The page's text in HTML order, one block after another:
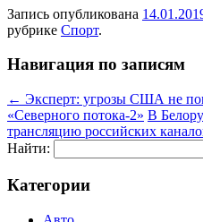
Запись опубликована
рубрике Спорт.
Навигация по записям
← Эксперт: угрозы США не
«Северного потока-2» В
трансляцию российских
Найти:
Категории